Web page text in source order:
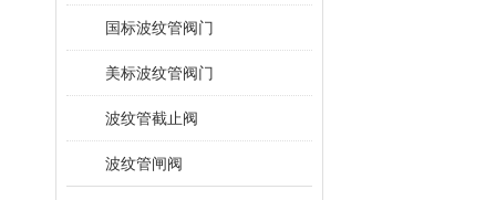
国标波纹管阀门
美标波纹管阀门
波纹管截止阀
波纹管闸阀